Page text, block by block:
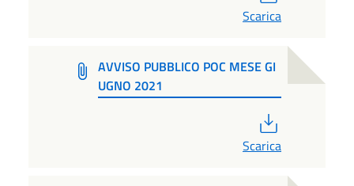
Scarica
AVVISO PUBBLICO POC MESE GI
UGNO 2021
Scarica